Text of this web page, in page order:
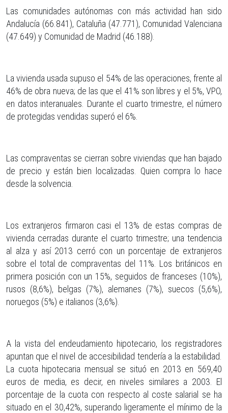
Las comunidades autónomas con más actividad han sido
Andalucía (66.841), Cataluña (47.771), Comunidad Valenciana
(47.649) y Comunidad de Madrid (46.188).
La vivienda usada supuso el 54% de las operaciones, frente al
46% de obra nueva; de las que el 41% son libres y el 5%, VPO,
en datos interanuales. Durante el cuarto trimestre, el número
de protegidas vendidas superó el 6%.
Las compraventas se cierran sobre viviendas que han bajado
de precio y están bien localizadas. Quien compra lo hace
desde la solvencia.
Los extranjeros firmaron casi el 13% de estas compras de
vivienda cerradas durante el cuarto trimestre; una tendencia
al alza y así 2013 cerró con un porcentaje de extranjeros
sobre el total de compraventas del 11%. Los británicos en
primera posición con un 15%, seguidos de franceses (10%),
rusos (8,6%), belgas (7%), alemanes (7%), suecos (5,6%),
noruegos (5%) e italianos (3,6%).
A la vista del endeudamiento hipotecario, los registradores
apuntan que el nivel de accesibilidad tendería a la estabilidad.
La cuota hipotecaria mensual se situó en 2013 en 569,40
euros de media, es decir, en niveles similares a 2003. El
porcentaje de la cuota con respecto al coste salarial se ha
situado en el 30,42%, superando ligeramente el mínimo de la